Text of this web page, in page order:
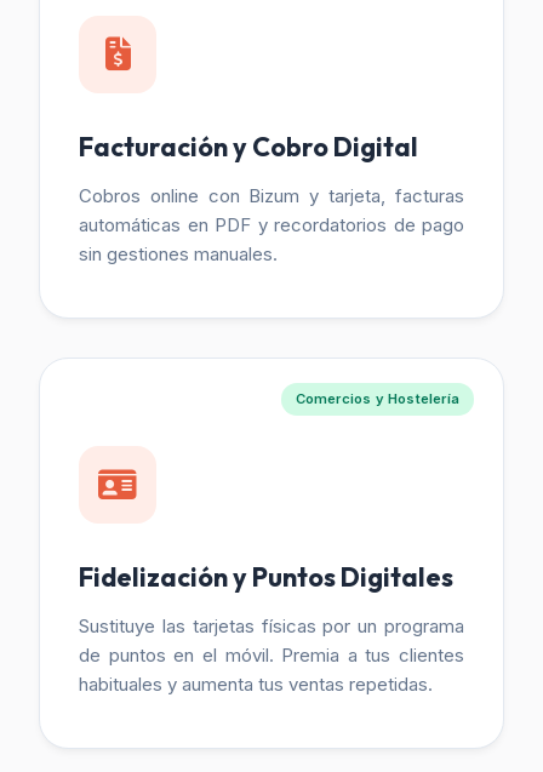
Facturación y Cobro Digital
Cobros online con Bizum y tarjeta, facturas
automáticas en PDF y recordatorios de pago
sin gestiones manuales.
Comercios y Hostelería
Fidelización y Puntos Digitales
Sustituye las tarjetas físicas por un programa
de puntos en el móvil. Premia a tus clientes
habituales y aumenta tus ventas repetidas.